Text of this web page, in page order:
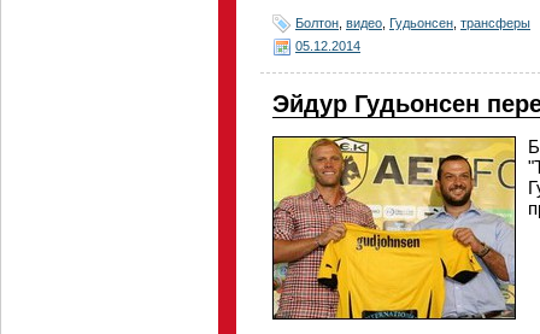
Болтон видео Гудьонсен трансферы
05.12.2014
Эйдур Гудьонсен